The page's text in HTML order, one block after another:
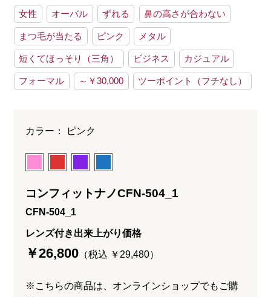
女性 オーバル ずれる 鼻の高さが合わない
まつ毛が当たる ピンク メタル
短くてほっそり（三角） ビジネス カジュアル
フォーマル ～￥30,000 ツーポイント（フチなし）
カラー： ピンク
コンフィットナノCFN-504_1
CFN-504_1
レンズ付き出来上がり価格
￥26,800 （税込 ￥29,480）
※こちらの商品は、オンラインショップでもご購